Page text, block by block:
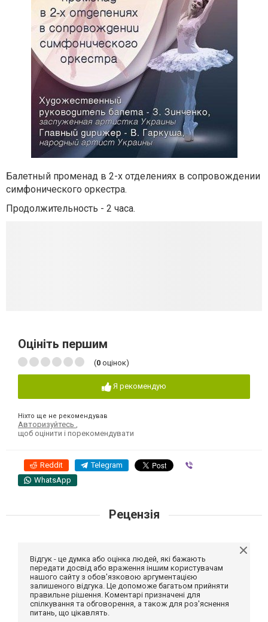
Балетный променад в 2-х отделениях в сопровождении
симфонического оркестра.
Продолжительность - 2 часа.
Оцініть першим
(0 оцінок)
Я рекомендую
Ніхто ще не рекомендував
Авторизуйтесь
щоб оцінити і порекомендувати
Reddit Telegram
WhatsApp
Рецензія
Відгук - це думка або оцінка людей, які бажають
передати досвід або враження іншим користувачам
нашого сайту з обов'язковою аргументацією
залишеного відгука. Це допоможе багатьом прийняти
правильне рішення. Коментарі призначені для
спілкування та обговорення, а також для роз'яснення
питань, що цікавлять.